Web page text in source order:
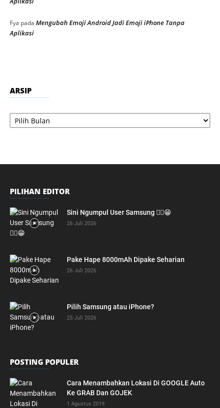
Fya pada Mengubah Emoji Android Jadi Emoji iPhone Tanpa
Aplikasi
ARSIP
Arsip
PILIHAN EDITOR
Sini Ngumpul User Samsung ☝🏻😁
26 Juli 2026
Pake Hape 8000mAh Dipake Seharian
26 Juli 2026
Pilih Samsung atau iPhone?
25 Juli 2026
POSTING POPULER
Cara Menambahkan Lokasi Di GOOGLE Auto
Ke GRAB Dan GOJEK
1 Agustus 2019